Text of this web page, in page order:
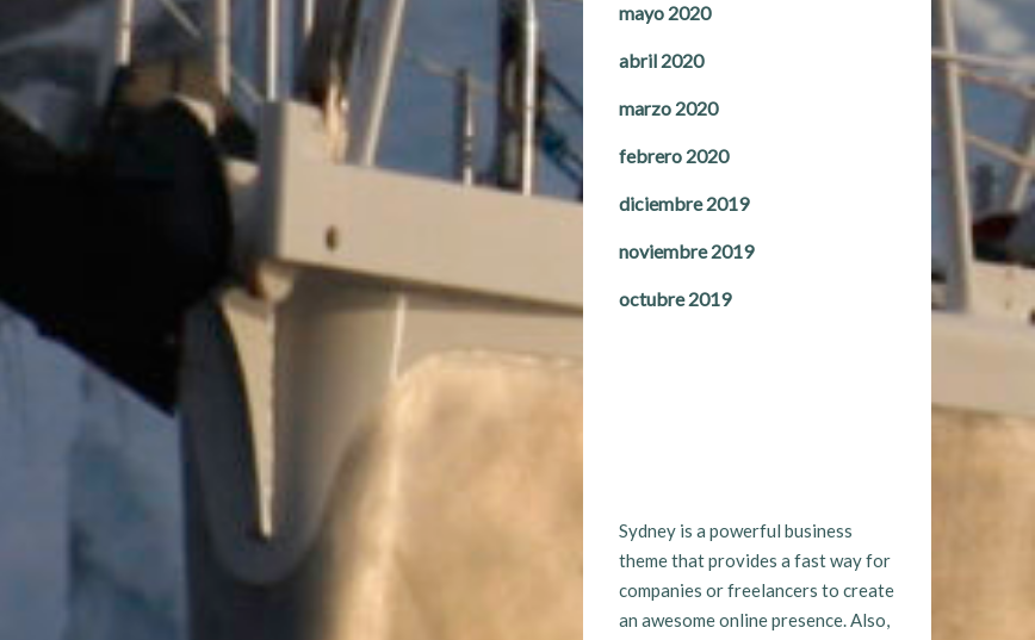
mayo 2020
abril 2020
marzo 2020
febrero 2020
diciembre 2019
noviembre 2019
octubre 2019
Sydney is a powerful business
theme that provides a fast way for
companies or freelancers to create
an awesome online presence. Also,